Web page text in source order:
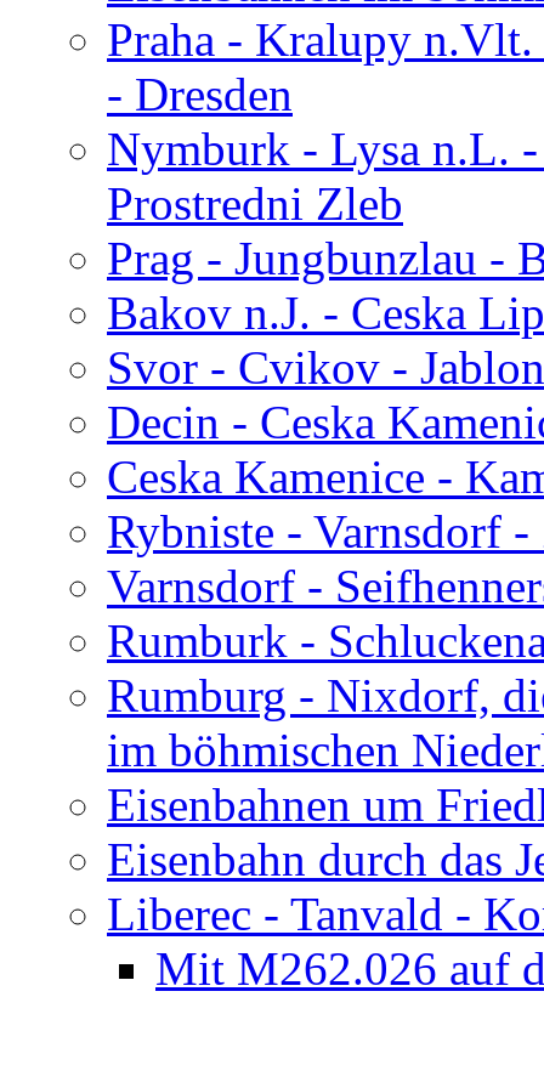
Praha - Kralupy
- Dresden
Nymburk - Lysa n.L.
Prostredni Zleb
Prag - Jungbunzlau -
Bakov n.J. - Ceska
Svor - Cvikov -
Decin - Ceska
Ceska Kamenice -
Rybniste - Varnsdorf
Varnsdorf -
Rumburk -
Rumburg - Nixdorf,
im böhmischen
Eisenbahnen um
Eisenbahn durch das
Liberec - Tanvald -
Mit M262.026 auf